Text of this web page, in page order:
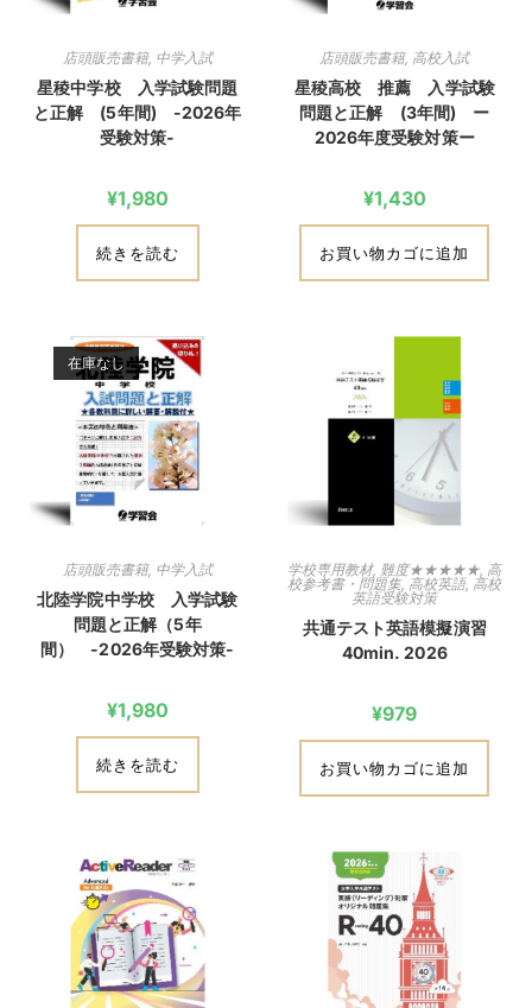
店頭販売書籍, 中学入試
星稜中学校 入学試験問題
と正解 (5年間) -2026年
受験対策-
¥1,980
続きを読む
店頭販売書籍, 高校入試
星稜高校 推薦 入学試験
問題と正解 (3年間) ー
2026年度受験対策ー
¥1,430
お買い物カゴに追加
在庫なし
店頭販売書籍, 中学入試
北陸学院中学校 入学試験
問題と正解（5年
間） -2026年受験対策-
¥1,980
続きを読む
学校専用教材, 難度★★★★★ 高
校参考書・問題集 ,高校英語, 高校
英語受験対策
共通テスト英語模擬演習
40min. 2026
¥979
お買い物カゴに追加